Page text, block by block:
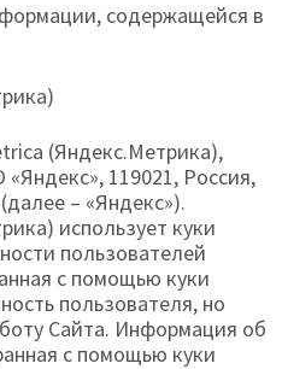
содержащейся в
(Яндекс.Метрика),
119021, Россия,
– «Яндекс»).
использует куки
пользователей
с помощью куки
пользователя, но
Сайта. Информация об
с помощью куки